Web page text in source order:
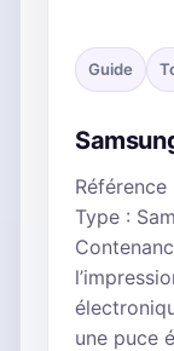
Guide
Référence
Type :
une puce